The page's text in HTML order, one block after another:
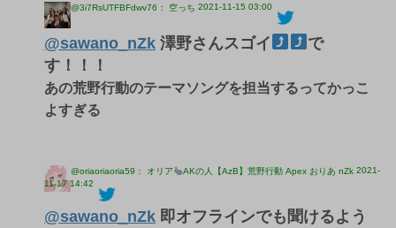
@3i7RsUTFBFdwv76： 空っち 2021-11-15 03:00
@sawano_nZk 澤野さんスゴイ
で
す！！！
あの荒野行動のテーマソングを担当するってかっこ
よすぎる
@oriaoriaoria59： オリア AKの人【AzB】荒野行動 Apex おりあ nZk 2021-
11-17 14:42
@sawano_nZk 即オフラインでも聞けるよう